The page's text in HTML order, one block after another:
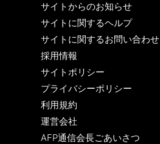
サイトからのお知らせ
サイトに関するヘルプ
サイトに関するお問い合わせ
採用情報
サイトポリシー
プライバシーポリシー
利用規約
運営会社
AFP通信会長ごあいさつ